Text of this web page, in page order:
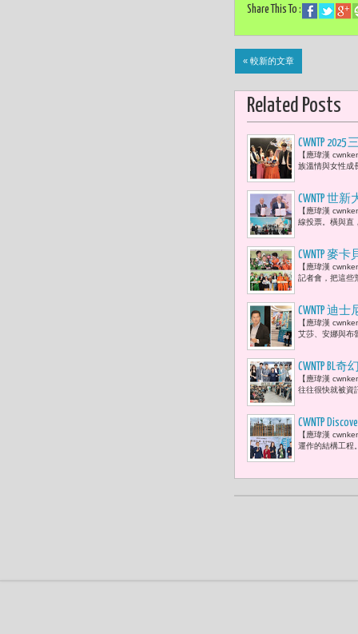
Share This To :
« 較新的文章
Related Posts
CWNTP
培》三部
【應瑋漢
族溫情與女性成
CWNTP 世
手機的物
【應瑋漢
線投票。橫與直
CWNTP 麥
「三代同
【應瑋漢
記者會，把這些
CWNTP 迪
們可以用
【應瑋漢
艾莎、安娜與布
CWNTP
轉舵啟航
【應瑋漢
往往很快就被資
CWNTP
地下是安
【應瑋漢
運作的結構工程